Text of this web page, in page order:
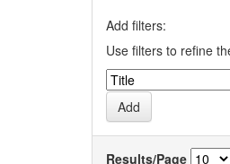
Add filters:
Use filters to refine
Results/Page